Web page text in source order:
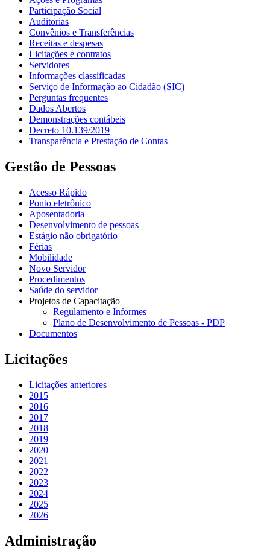
Participação Social
Auditorias
Convênios e Transferências
Receitas e despesas
Licitações e contratos
Servidores
Informações classificadas
Serviço de Informação ao Cidadão (SIC)
Perguntas frequentes
Dados Abertos
Demonstrações contábeis
Decreto 10.139/2019
Transparência e Prestação de Contas
Gestão de Pessoas
Acesso Rápido
Ponto eletrônico
Aposentadoria
Desenvolvimento de pessoas
Estágio não obrigatório
Férias
Mobilidade
Novo Servidor
Procedimentos
Saúde do servidor
Projetos de Capacitação
Regulamento e Informes
Plano de Desenvolvimento de Pessoas - PDP
Documentos
Licitações
Licitações anteriores
2015
2016
2017
2018
2019
2020
2021
2022
2023
2024
2025
2026
Administração